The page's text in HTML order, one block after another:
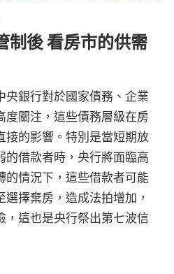
制後 看房市的供需
央銀行對於國家債務、企業
度關注，這些債務層級在房
接的影響。特別是當短期放
的借款者時，央行將面臨高
的情況下，這些借款者可能
擇棄房，造成法拍增加，
，這也是央行祭出第七波信